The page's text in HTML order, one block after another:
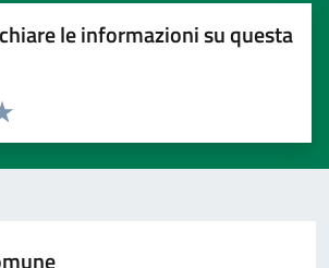
le informazioni su questa
5 stelle su 5
4 stelle su 5
su 5
su 5
5